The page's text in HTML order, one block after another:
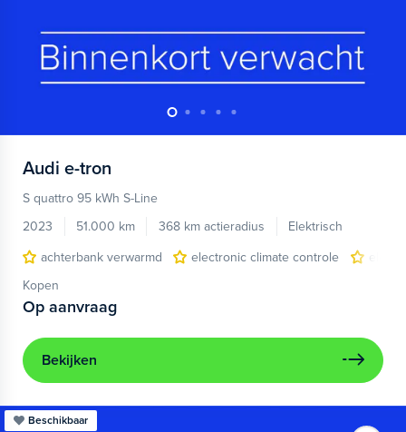
Audi e-tron
S quattro 95 kWh S-Line
2023
51.000 km 368 km actieradius
Elektrisch
achterbank verwarmd
electronic climate controle
Kopen
Op aanvraag
Bekijken
Beschikbaar